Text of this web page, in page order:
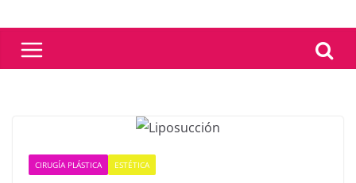
CIRUGÍA PLÁSTICA ESTÉTICA